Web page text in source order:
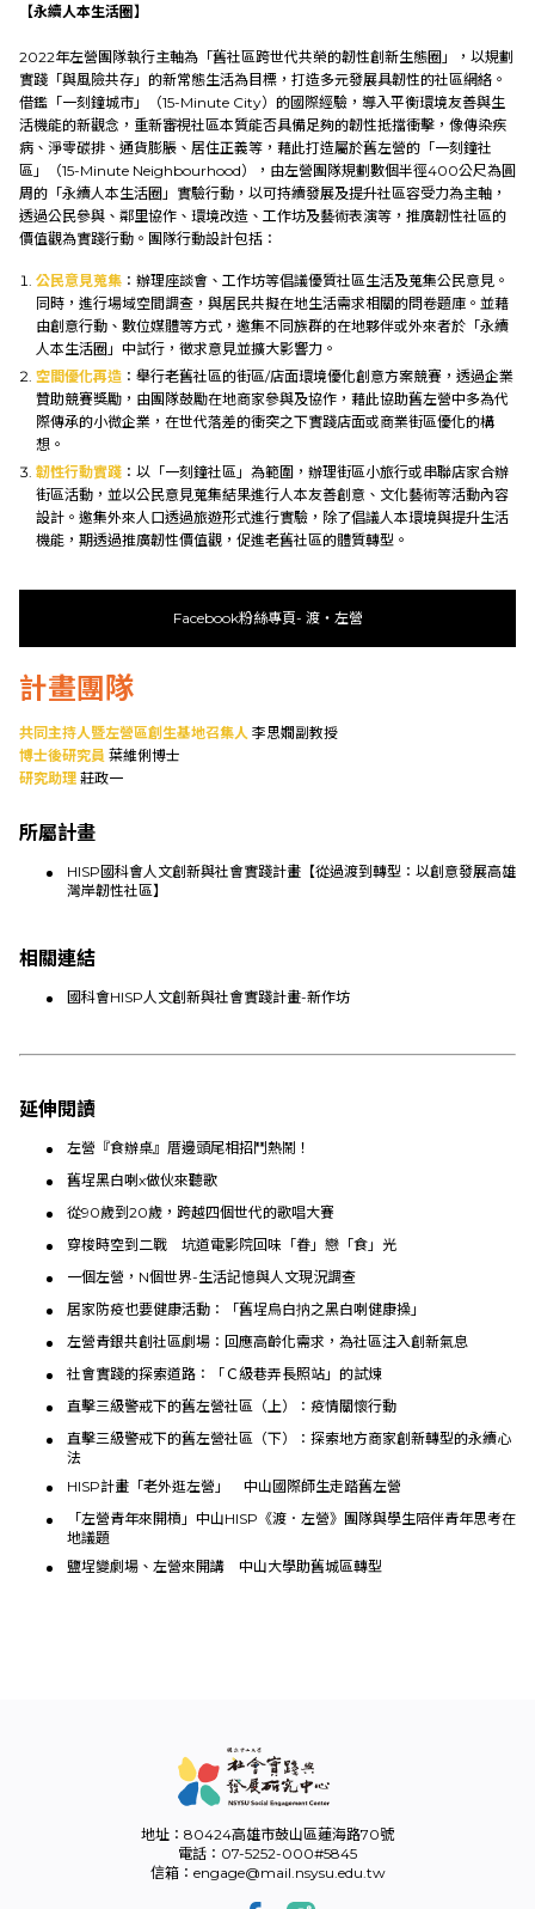
【永續人本生活圈】
2022年左營團隊執行主軸為「舊社區跨世代共榮的韌性創新生態圈」，以規劃
實踐「與風險共存」的新常態生活為目標，打造多元發展具韌性的社區網絡。
借鑑「一刻鐘城市」（15-Minute City）的國際經驗，導入平衡環境友善與生
活機能的新觀念，重新審視社區本質能否具備足夠的韌性抵擋衝擊，像傳染疾
病、淨零碳排、通貨膨脹、居住正義等，藉此打造屬於舊左營的「一刻鐘社
區」（15-Minute Neighbourhood），由左營團隊規劃數個半徑400公尺為圓
周的「永續人本生活圈」實驗行動，以可持續發展及提升社區容受力為主軸，
透過公民參與、鄰里協作、環境改造、工作坊及藝術表演等，推廣韌性社區的
價值觀為實踐行動。團隊行動設計包括：
公民意見蒐集 ：辦理座談會、工作坊等倡議優質社區生活及蒐集公民意見。
同時，進行場域空間調查，與居民共擬在地生活需求相關的問卷題庫。並藉
由創意行動、數位媒體等方式，邀集不同族群的在地夥伴或外來者於「永續
人本生活圈」中試行，徵求意見並擴大影響力。
空間優化再造 ：舉行老舊社區的街區/店面環境優化創意方案競賽，透過企業
贊助競賽獎勵，由團隊鼓勵在地商家參與及協作，藉此協助舊左營中多為代
際傳承的小微企業，在世代落差的衝突之下實踐店面或商業街區優化的構
想。
韌性行動實踐 ：以「一刻鐘社區」為範圍，辦理街區小旅行或串聯店家合辦
街區活動，並以公民意見蒐集結果進行人本友善創意、文化藝術等活動內容
設計。邀集外來人口透過旅遊形式進行實驗，除了倡議人本環境與提升生活
機能，期透過推廣韌性價值觀，促進老舊社區的體質轉型。
Facebook粉絲專頁- 渡‧左營
計畫團隊
共同主持人暨左營區創生基地召集人 李思嫺副教授
博士後研究員 葉維俐博士
研究助理 莊政一
所屬計畫
HISP國科會人文創新與社會實踐計畫【從過渡到轉型：以創意發展高雄
灣岸韌性社區】
相關連結
國科會HISP人文創新與社會實踐計畫-新作坊
延伸閱讀
左營『食辦桌』厝邊頭尾相招鬥熱鬧！
舊埕黑白喇x做伙來聽歌
從90歲到20歲，跨越四個世代的歌唱大賽
穿梭時空到二戰 坑道電影院回味「眷」戀「食」光
一個左營，N個世界-生活記憶與人文現況調查
居家防疫也要健康活動：「舊埕烏白抐之黑白喇健康操」
左營青銀共創社區劇場：回應高齡化需求，為社區注入創新氣息
社會實踐的探索道路：「Ｃ級巷弄長照站」的試煉
直擊三級警戒下的舊左營社區（上）：疫情關懷行動
直擊三級警戒下的舊左營社區（下）：探索地方商家創新轉型的永續心
法
HISP計畫「老外逛左營」 中山國際師生走踏舊左營
「左營青年來開槓」中山HISP《渡．左營》團隊與學生陪伴青年思考在
地議題
鹽埕變劇場、左營來開講 中山大學助舊城區轉型
地址：80424高雄市鼓山區蓮海路70號
電話：07-5252-000#5845
信箱：engage@mail.nsysu.edu.tw